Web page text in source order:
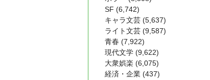
SF (6,742)
キャラ文芸 (5,637)
ライト文芸 (9,587)
青春 (7,922)
現代文学 (9,622)
大衆娯楽 (6,075)
経済・企業 (437)